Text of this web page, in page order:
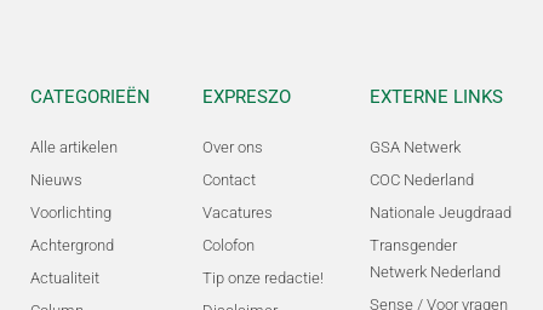
CATEGORIEËN
Alle artikelen
Nieuws
Voorlichting
Achtergrond
Actualiteit
EXPRESZO
Over ons
Contact
Vacatures
Colofon
Tip onze redactie!
EXTERNE LINKS
GSA Netwerk
COC Nederland
Nationale Jeugdraad
Transgender
Netwerk Nederland
Sense / Voor vragen